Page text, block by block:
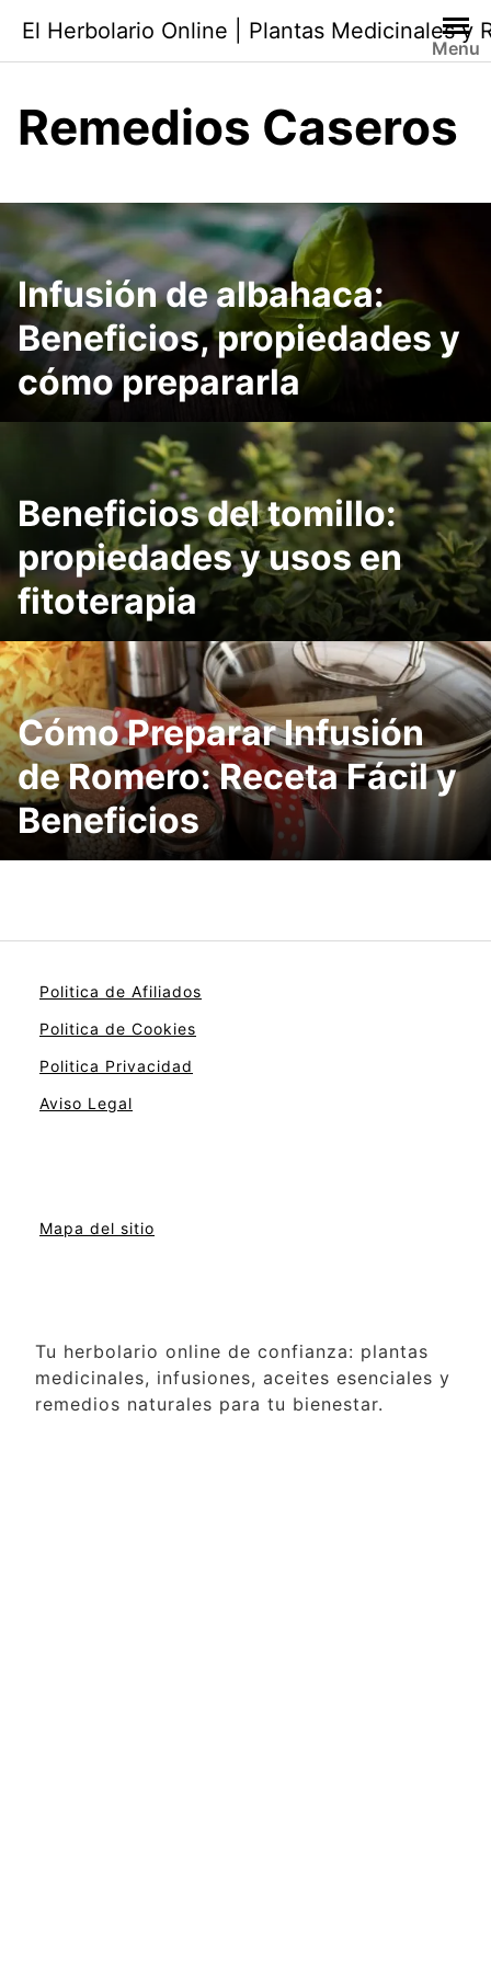
contenido
El Herbolario Online | Plantas Medicinales y
Menu
Remedios Caseros
Infusión de albahaca:
Beneficios, propiedades y
cómo prepararla
Beneficios del tomillo:
propiedades y usos en
fitoterapia
Cómo Preparar Infusión
de Romero: Receta Fácil y
Beneficios
Politica de Afiliados
Politica de Cookies
Politica Privacidad
Aviso Legal
Mapa del sitio
Tu herbolario online de confianza: plantas
medicinales, infusiones, aceites esenciales y
remedios naturales para tu bienestar.